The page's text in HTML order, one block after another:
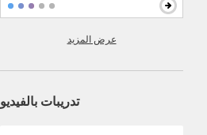
عرض المزيد
تدريبات بالفيديو